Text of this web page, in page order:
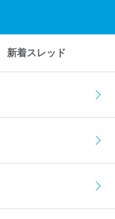
新着スレッド